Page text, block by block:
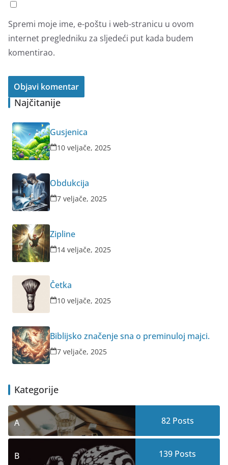
Spremi moje ime, e-poštu i web-stranicu u ovom
internet pregledniku za sljedeći put kada budem
komentirao.
Najčitanije
Gusjenica
10 veljače, 2025
Obdukcija
7 veljače, 2025
Zipline
14 veljače, 2025
Četka
10 veljače, 2025
Biblijsko značenje sna o preminuloj majci.
7 veljače, 2025
Kategorije
A 82Posts
B 139 Posts